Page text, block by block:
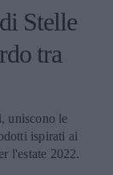
Stelle
tra
uniscono le
ispirati ai
l'estate 2022.